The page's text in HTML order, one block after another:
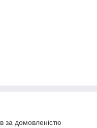
за домовленістю